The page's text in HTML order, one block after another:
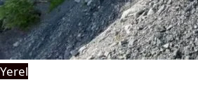
Yerel